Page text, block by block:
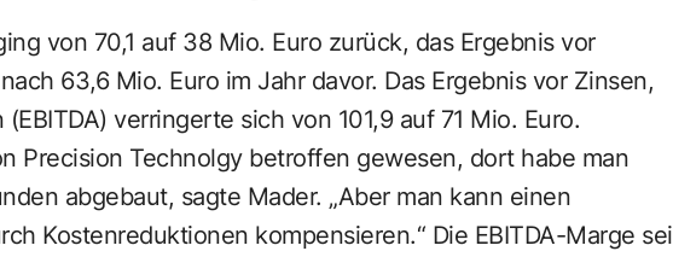
von 70,1 auf 38 Mio. Euro zurück, das Ergebnis vor
63,6 Mio. Euro im Jahr davor. Das Ergebnis vor Zinsen,
verringerte sich von 101,9 auf 71 Mio. Euro.
Precision Technolgy betroffen gewesen, dort habe man
abgebaut, sagte Mader. „Aber man kann einen
Kostenreduktionen kompensieren.“ Die EBITDA-Marge sei